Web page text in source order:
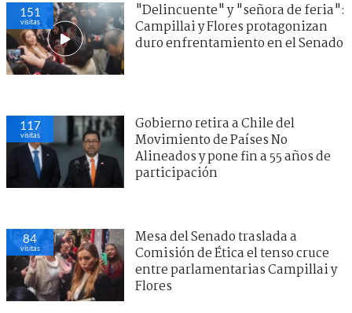
151
visitas
"Delincuente" y "señora de feria":
Campillai y Flores protagonizan
duro enfrentamiento en el Senado
117
visitas
Gobierno retira a Chile del
Movimiento de Países No
Alineados y pone fin a 55 años de
participación
84
visitas
Mesa del Senado traslada a
Comisión de Ética el tenso cruce
entre parlamentarias Campillai y
Flores